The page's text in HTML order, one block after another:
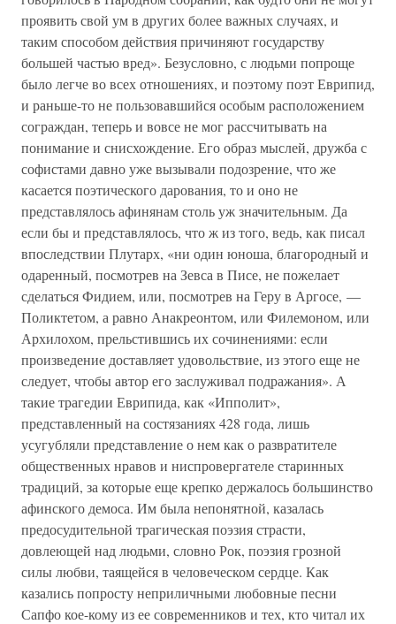
проявить свой ум в других более важных случаях, и
таким способом действия причиняют государству
большей частью вред». Безусловно, с людьми попроще
было легче во всех отношениях, и поэтому поэт Еврипид,
и раньше-то не пользовавшийся особым расположением
сограждан, теперь и вовсе не мог рассчитывать на
понимание и снисхождение. Его образ мыслей, дружба с
софистами давно уже вызывали подозрение, что же
касается поэтического дарования, то и оно не
представлялось афинянам столь уж значительным. Да
если бы и представлялось, что ж из того, ведь, как писал
впоследствии Плутарх, «ни один юноша, благородный и
одаренный, посмотрев на Зевса в Писе, не пожелает
сделаться Фидием, или, посмотрев на Геру в Аргосе, —
Поликтетом, а равно Анакреонтом, или Филемоном, или
Архилохом, прельстившись их сочинениями: если
произведение доставляет удовольствие, из этого еще не
следует, чтобы автор его заслуживал подражания». А
такие трагедии Еврипида, как «Ипполит»,
представленный на состязаниях 428 года, лишь
усугубляли представление о нем как о развратителе
общественных нравов и ниспровергателе старинных
традиций, за которые еще крепко держалось большинство
афинского демоса. Им была непонятной, казалась
предосудительной трагическая поэзия страсти,
довлеющей над людьми, словно Рок, поэзия грозной
силы любви, таящейся в человеческом сердце. Как
казались попросту неприличными любовные песни
Сапфо кое-кому из ее современников и тех, кто читал их